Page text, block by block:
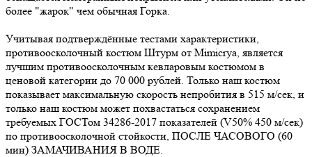
более "жарок" чем обычная Горка.
Учитывая подтверждённые тестами характеристики,
противоосколочный костюм Штурм от Mimicrya, является
лучшим противоосколочным кевларовым костюмом в
ценовой категории до 70 000 рублей. Только наш костюм
показывает максимальную скорость непробития в 515 м/сек, и
только наш костюм может похвастаться сохранением
требуемых ГОСТом 34286-2017 показателей (V50% 450 м/сек)
по противоосколочной стойкости, ПОСЛЕ ЧАСОВОГО (60
мин) ЗАМАЧИВАНИЯ В ВОДЕ.